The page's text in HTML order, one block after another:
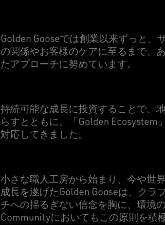
Golden Gooseでは創業以来ずっと、
の関係やお客様のケアに至るまで、
たアプローチに努めています。
持続可能な成長に投資することで、
らすとともに、「Golden
対応してきました。
小さな職人工房から始まり、今や世
成長を遂げたGolden Gooseは、ク
チへの揺るぎない信念を胸に、環境
Communityにおいてもこの原則を積